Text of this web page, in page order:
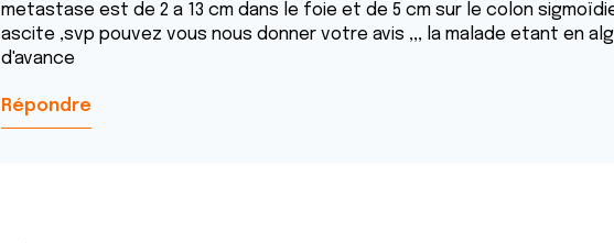
metastase est de 2 a 13 cm dans le foie et de 5 cm sur le colon
ascite ,svp pouvez vous nous donner votre avis ,,, la malade etant en
d'avance
Répondre